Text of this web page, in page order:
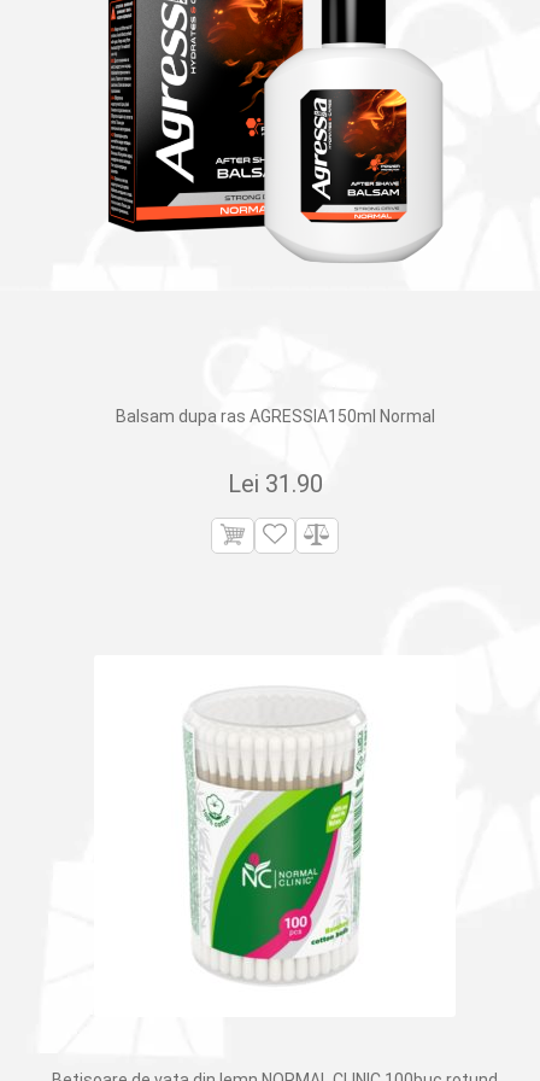
Balsam dupa ras AGRESSIA150ml Normal
Lei 31.90